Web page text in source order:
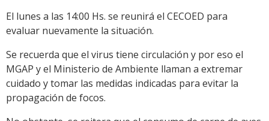
El lunes a las 14:00 Hs. se reunirá el CECOED para
evaluar nuevamente la situación.
Se recuerda que el virus tiene circulación y por eso el
MGAP y el Ministerio de Ambiente llaman a extremar
cuidado y tomar las medidas indicadas para evitar la
propagación de focos.